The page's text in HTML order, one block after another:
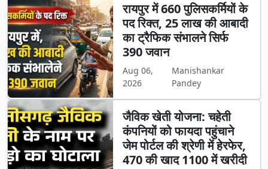
रायपुर में 660 पुलिसकर्मियों के
पद रिक्त, 25 लाख की आबादी
का ट्रैफिक संभालने सिर्फ
390 जवान
Aug 06,
2026
Manishankar
Pandey
जैविक खेती योजना: चहेती
कंपनियों को फायदा पहुंचाने
जेम पोर्टल की श्रेणी में हेरफेर,
470 की खाद 1100 में खरीदी